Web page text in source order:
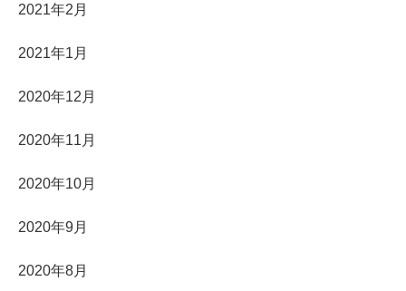
2021年2月
2021年1月
2020年12月
2020年11月
2020年10月
2020年9月
2020年8月